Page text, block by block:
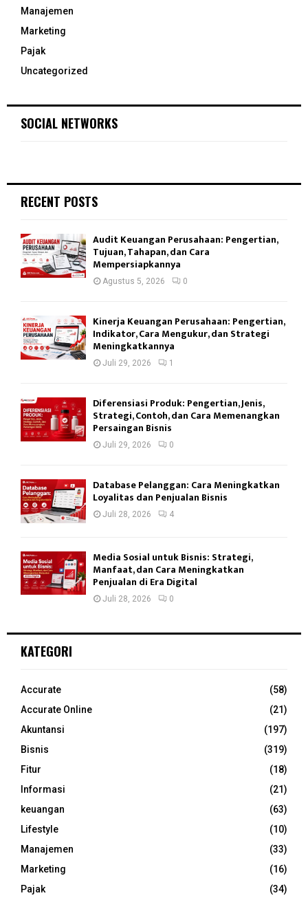
Manajemen
Marketing
Pajak
Uncategorized
SOCIAL NETWORKS
RECENT POSTS
Audit Keuangan Perusahaan: Pengertian,
Tujuan, Tahapan, dan Cara
Mempersiapkannya
Agustus 5, 2026 0
Kinerja Keuangan Perusahaan: Pengertian,
Indikator, Cara Mengukur, dan Strategi
Meningkatkannya
Juli 29, 2026 1
Diferensiasi Produk: Pengertian, Jenis,
Strategi, Contoh, dan Cara Memenangkan
Persaingan Bisnis
Juli 29, 2026 0
Database Pelanggan: Cara Meningkatkan
Loyalitas dan Penjualan Bisnis
Juli 28, 2026 4
Media Sosial untuk Bisnis: Strategi,
Manfaat, dan Cara Meningkatkan
Penjualan di Era Digital
Juli 28, 2026 0
KATEGORI
Accurate
(58)
Accurate Online
(21)
Akuntansi
(197)
Bisnis
(319)
Fitur
(18)
Informasi
(21)
keuangan
(63)
Lifestyle
(10)
Manajemen
(33)
Marketing
(16)
Pajak
(34)